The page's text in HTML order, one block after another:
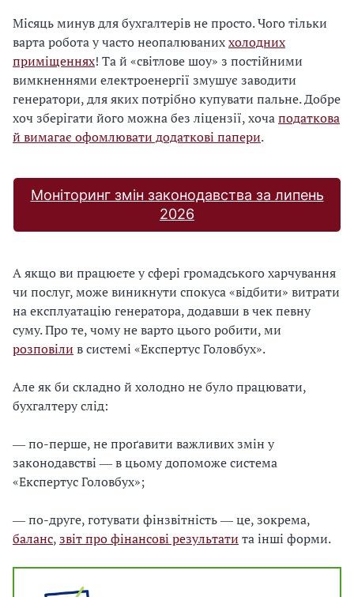
Місяць минув для бухгалтерів не просто. Чого тільки
варта робота у часто неопалюваниххолодних
приміщеннях! Та й «світлове шоу» з постійними
вимкненнями електроенергії змушує заводити
генератори, для яких потрібно купувати пальне. Добре
хоч зберігати його можна без ліцензії, хочаподаткова
й вимагає офомлювати додаткові папери.
Моніторинг змін законодавства за липень
2026
А якщо ви працюєте у сфері громадського харчування
чи послуг, може виникнути спокуса «відбити» витрати
на експлуатацію генератора, додавши в чек певну
суму. Про те, чому не варто цього робити, ми
розповіли в системі «Експертус Головбух».
Але як би складно й холодно не було працювати,
бухгалтеру слід:
― по-перше, не проґавити важливих змін у
законодавстві ― в цьому допоможе система
«Експертус Головбух»;
― по-друге, готувати фінзвітність ― це, зокрема,
баланс,звіт про фінансові результати та інші форми.